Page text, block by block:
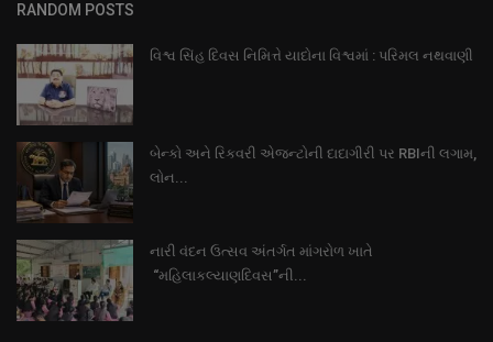
RANDOM POSTS
વિશ્વ સિંહ દિવસ નિમિત્તે યાદોના વિશ્વમાં : પરિમલ નથવાણી
બેન્કો અને રિકવરી એજન્ટોની દાદાગીરી પર RBIની લગામ,
લોન...
નારી વંદન ઉત્સવ અંતર્ગત માંગરોળ ખાતે
“મહિલાકલ્યાણદિવસ”ની...